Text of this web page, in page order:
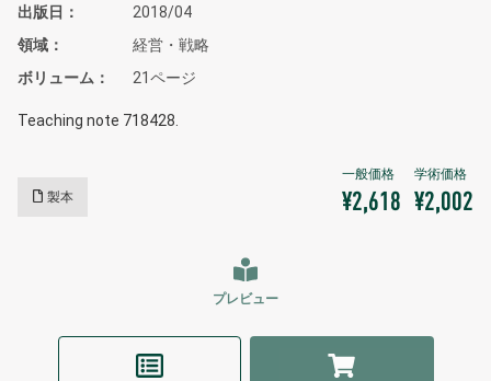
出版日
2018/04
領域
経営・戦略
ボリューム
21ページ
Teaching note 718428.
製本 ¥2,618 ¥2,002
プレビュー